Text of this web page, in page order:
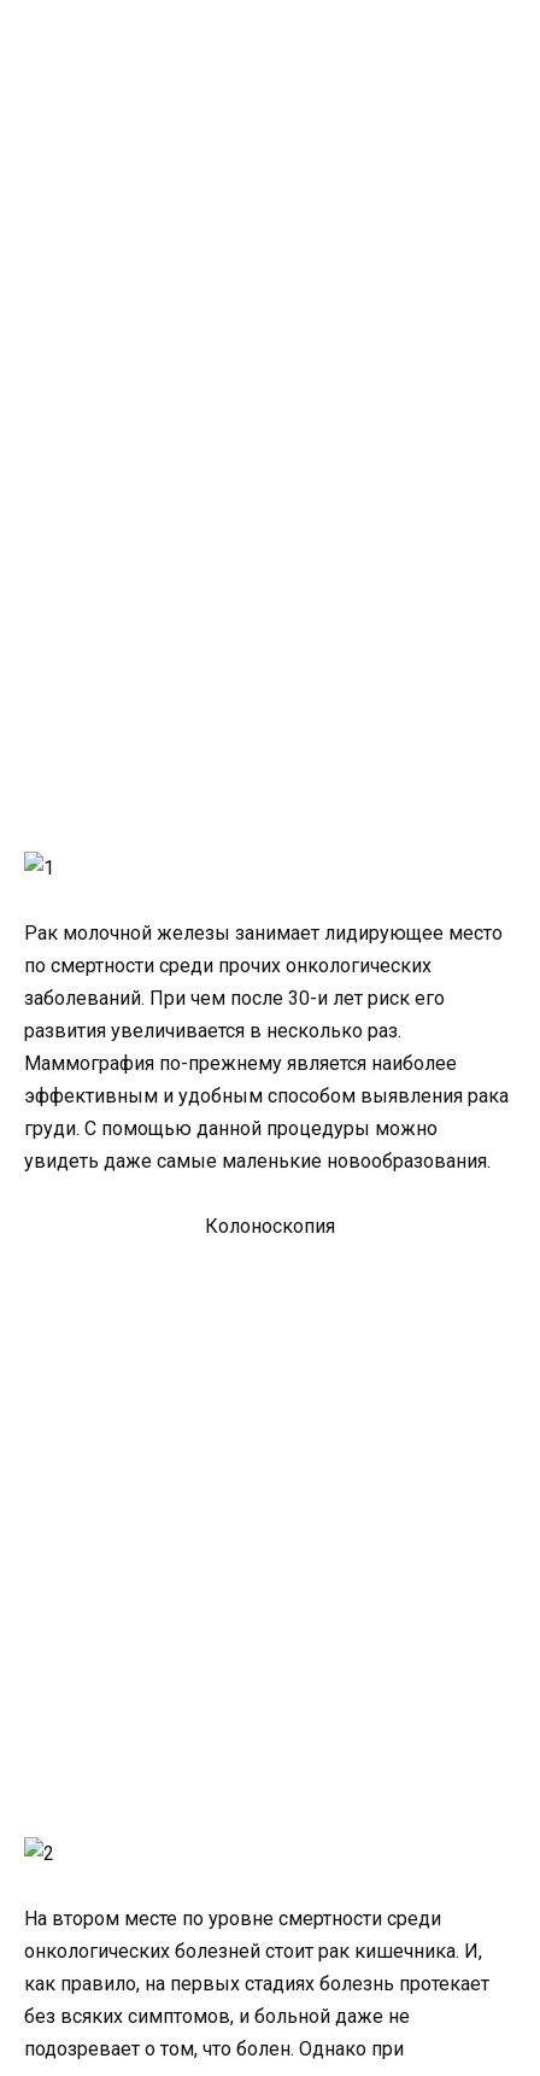
Рак молочной железы занимает лидирующее место
по смертности среди прочих онкологических
заболеваний. При чем после 30-и лет риск его
развития увеличивается в несколько раз.
Маммография по-прежнему является наиболее
эффективным и удобным способом выявления рака
груди. С помощью данной процедуры можно
увидеть даже самые маленькие новообразования.
Колоноскопия
На втором месте по уровне смертности среди
онкологических болезней стоит рак кишечника. И,
как правило, на первых стадиях болезнь протекает
без всяких симптомов, и больной даже не
подозревает о том, что болен. Однако при